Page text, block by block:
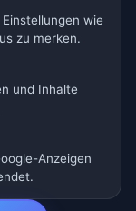
und Südostasien
(ECMWF, ICON) ·
Austria
wie
zu merken.
und Inhalte
Anzeigen